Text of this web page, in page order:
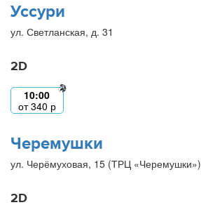
Уссури
ул. Светланская, д. 31
2D
10:00
от340 р
Черемушки
ул. Черёмуховая, 15 (ТРЦ «Черемушки»)
2D